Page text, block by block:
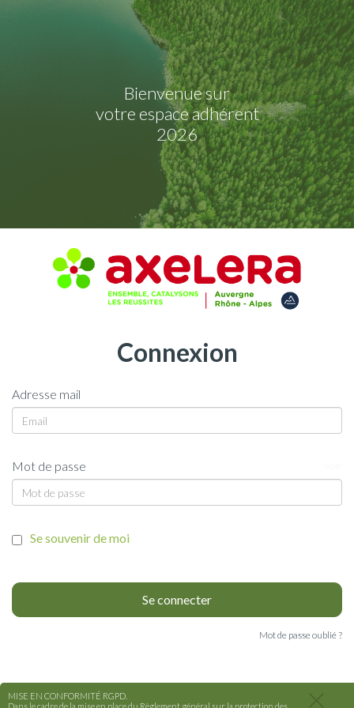
Bienvenue sur
votre espace adhérent
2026
Connexion
Adresse mail
Mot de passe
Se souvenir de moi
Mot de passe oublié ?
MISE EN CONFORMITÉ RGPD.